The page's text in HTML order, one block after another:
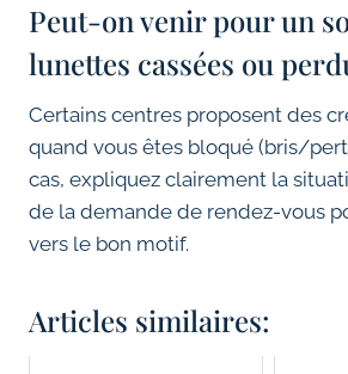
Peut-on venir pour un
lunettes cassées ou
Certains centres proposent des
quand vous êtes bloqué (bris/
cas, expliquez clairement la
de la demande de rendez-vous
vers le bon motif.
Articles similaires: